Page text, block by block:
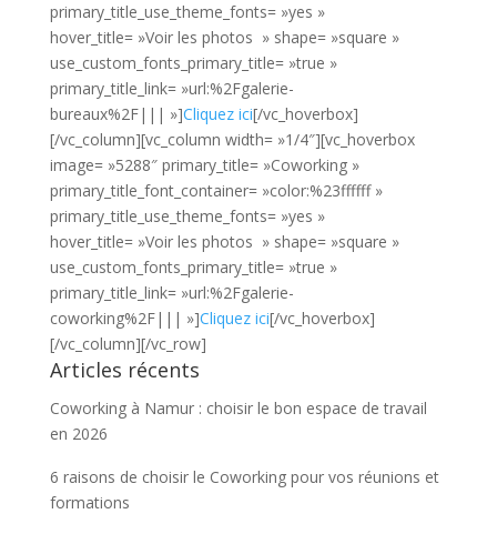
primary_title_use_theme_fonts= »yes »
hover_title= »Voir les photos » shape= »square »
use_custom_fonts_primary_title= »true »
primary_title_link= »url:%2Fgalerie-
bureaux%2F||| »]Cliquez ici[/vc_hoverbox]
[/vc_column][vc_column width= »1/4″][vc_hoverbox
image= »5288″ primary_title= »Coworking »
primary_title_font_container= »color:%23ffffff »
primary_title_use_theme_fonts= »yes »
hover_title= »Voir les photos » shape= »square »
use_custom_fonts_primary_title= »true »
primary_title_link= »url:%2Fgalerie-
coworking%2F||| »]Cliquez ici[/vc_hoverbox]
[/vc_column][/vc_row]
Articles récents
Coworking à Namur : choisir le bon espace de travail
en 2026
6 raisons de choisir le Coworking pour vos réunions et
formations